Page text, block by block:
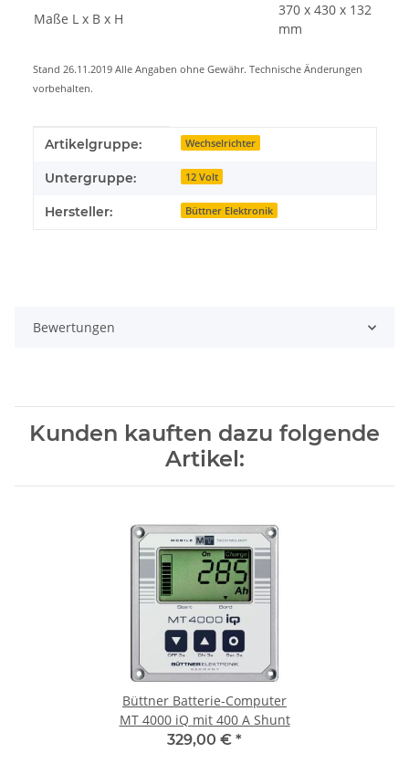
Maße L x B x H
370 x 430 x 132
mm
Stand 26.11.2019 Alle Angaben ohne Gewähr. Technische Änderungen
vorbehalten.
Produkteigenschaft
Wert
Artikelgruppe: Wechselrichter
Untergruppe: 12 Volt
Hersteller: Büttner Elektronik
Bewertungen
Kunden kauften dazu folgende
Artikel:
Büttner Batterie-Computer
MT 4000 iQ mit 400 A Shunt
329,00 € *